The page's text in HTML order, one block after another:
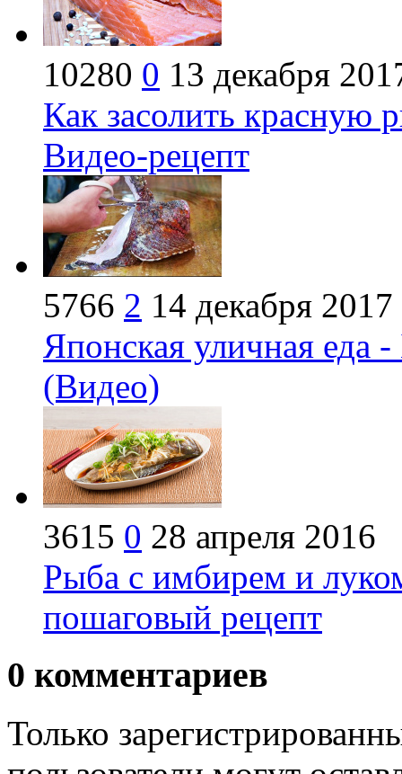
10280 0 13 декабря
Как засолить красную
Видео-рецепт
5766 2 14 декабря 2017
Японская уличная еда
(Видео)
3615 0 28 апреля 2016
Рыба с имбирем и
пошаговый рецепт
0 комментариев
Только